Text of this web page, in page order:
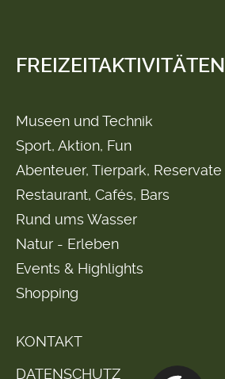
FREIZEITAKTIVITÄTEN
Museen und Technik
Sport, Aktion, Fun
Abenteuer, Tierpark, Reservate
Restaurant, Cafés, Bars
Rund ums Wasser
Natur - Erleben
Events & Highlights
Shopping
KONTAKT
DATENSCHUTZ